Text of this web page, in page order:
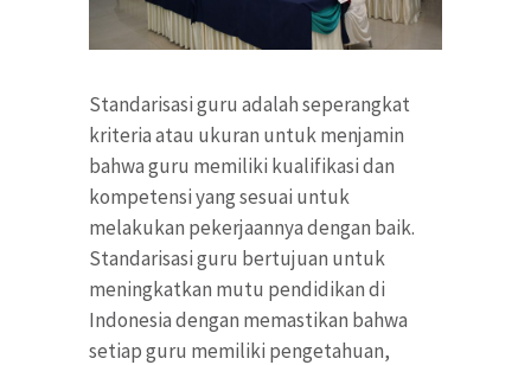
Standarisasi guru adalah seperangkat
kriteria atau ukuran untuk menjamin
bahwa guru memiliki kualifikasi dan
kompetensi yang sesuai untuk
melakukan pekerjaannya dengan baik.
Standarisasi guru bertujuan untuk
meningkatkan mutu pendidikan di
Indonesia dengan memastikan bahwa
setiap guru memiliki pengetahuan,